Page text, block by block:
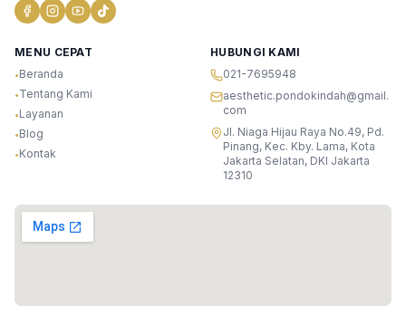
MENU CEPAT
•Beranda
•Tentang Kami
•Layanan
•Blog
•Kontak
HUBUNGI KAMI
021-7695948
aesthetic.pondokindah@gmail.
com
Jl. Niaga Hijau Raya No.49, Pd.
Pinang, Kec. Kby. Lama, Kota
Jakarta Selatan, DKI Jakarta
12310